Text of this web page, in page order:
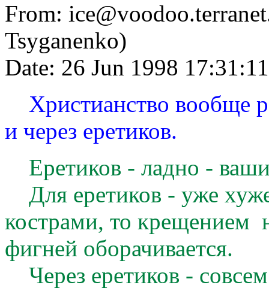
From:
Tsyganenko)
Date: 26 Jun 1998
Христианство вообще
и через еретиков.
Еретиков - ладно -
Для еретиков - уже
кострами, то крещением
фигней оборачивается.
Через еретиков -